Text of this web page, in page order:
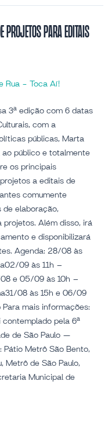
Projetos para Editais
3ª edição com 6 datas
com a
públicas, Marta
público e totalmente
os principais
a editais de
comumente
de elaboração,
Além disso, irá
e disponibilizará
Agenda: 28/08 às
09 às 11h –
e 05/09 às 10h –
08 às 15h e 06/09
mais informações:
pela 6ª
de São Paulo —
Pátio Metrô São Bento,
Metrô de São Paulo,
Municipal de